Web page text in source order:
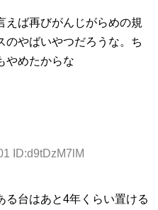
えば再びがんじがらめの規
のやばいやつだろうな。ち
やめたからな
ID:d9tDzM7lM
る台はあと4年くらい置ける